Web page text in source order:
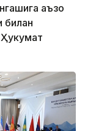
аъзо
билан